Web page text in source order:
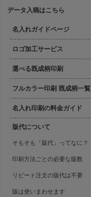
データ入稿はこちら
名入れガイドページ
ロゴ加工サービス
選べる既成柄印刷
フルカラー印刷 既成柄一覧
名入れ印刷の料金ガイド
版代について
そもそも「版代」ってなに？
印刷方法ごとの必要な版数
リピート注文の版代は不要
版は使いまわせます